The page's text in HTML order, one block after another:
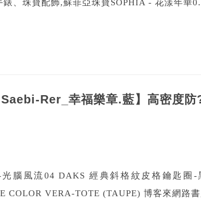
錶、珠寶配飾,蘇菲亞珠寶SOPHIA - 花漾年華
Rer_幸福樂章.藍】高密度防
腦風流04 DAKS 經典斜格紋皮格鑰匙圈
COLOR VERA-TOTE (TAUPE) 博客來網路